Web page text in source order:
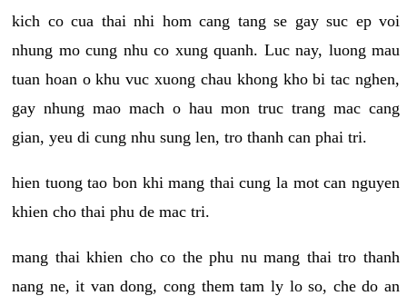
kich co cua thai nhi hom cang tang se gay suc ep voi
nhung mo cung nhu co xung quanh. Luc nay, luong mau
tuan hoan o khu vuc xuong chau khong kho bi tac nghen,
gay nhung mao mach o hau mon truc trang mac cang
gian, yeu di cung nhu sung len, tro thanh can phai tri.
hien tuong tao bon khi mang thai cung la mot can nguyen
khien cho thai phu de mac tri.
mang thai khien cho co the phu nu mang thai tro thanh
nang ne, it van dong, cong them tam ly lo so, che do an